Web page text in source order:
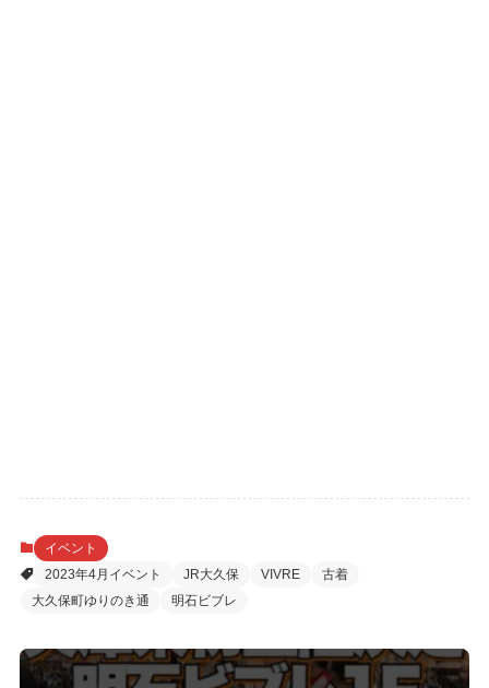
イベント
2023年4月イベント
JR大久保 VIVRE
古着
大久保町ゆりのき通
明石ビブレ